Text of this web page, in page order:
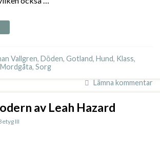
Vallgren, Döden, Gotland, Hund, Klass,
Mordgåta, Sorg
Lämna kommentar
av Leah Hazard
III